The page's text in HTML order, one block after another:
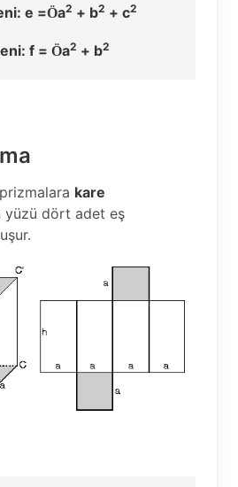
e =Öa2 + b2 + c2
f = Öa2 + b2
kare
yüzü dört adet eş